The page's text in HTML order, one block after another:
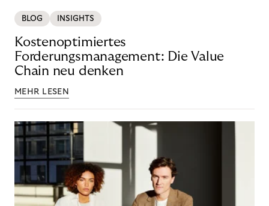
BLOG INSIGHTS
Kostenoptimiertes
Forderungsmanagement: Die Value
Chain neu denken
MEHR LESEN